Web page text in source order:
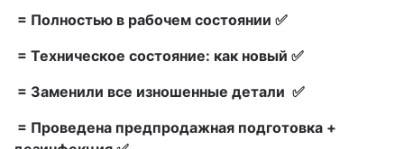
= Полностью в рабочем состоянии ✅
= Техническое состояние: как новый ✅
= Заменили все изношенные детали ✅
= Проведена предпродажная подготовка +